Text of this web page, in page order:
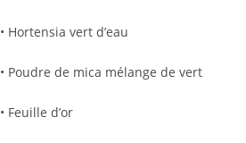
• Hortensia vert d’eau
• Poudre de mica mélange de vert
• Feuille d’or